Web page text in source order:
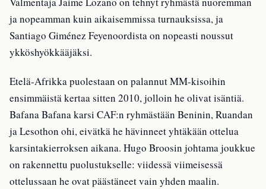
ja nopeamman kuin aikaisemmissa turnauksissa, ja
Santiago Giménez Feyenoordista on nopeasti noussut
ykköshyökkääjäksi.
Etelä-Afrikka puolestaan on palannut MM-kisoihin
ensimmäistä kertaa sitten 2010, jolloin he olivat isäntiä.
Bafana Bafana karsi CAF:n ryhmästään Beninin, Ruandan
ja Lesothon ohi, eivätkä he hävinneet yhtäkään ottelua
karsintakierroksen aikana. Hugo Broosin johtama joukkue
on rakennettu puolustukselle: viidessä viimeisessä
ottelussaan he ovat päästäneet vain yhden maalin.